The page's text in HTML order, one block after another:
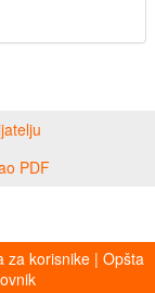
PDF
za korisnike | Opšta